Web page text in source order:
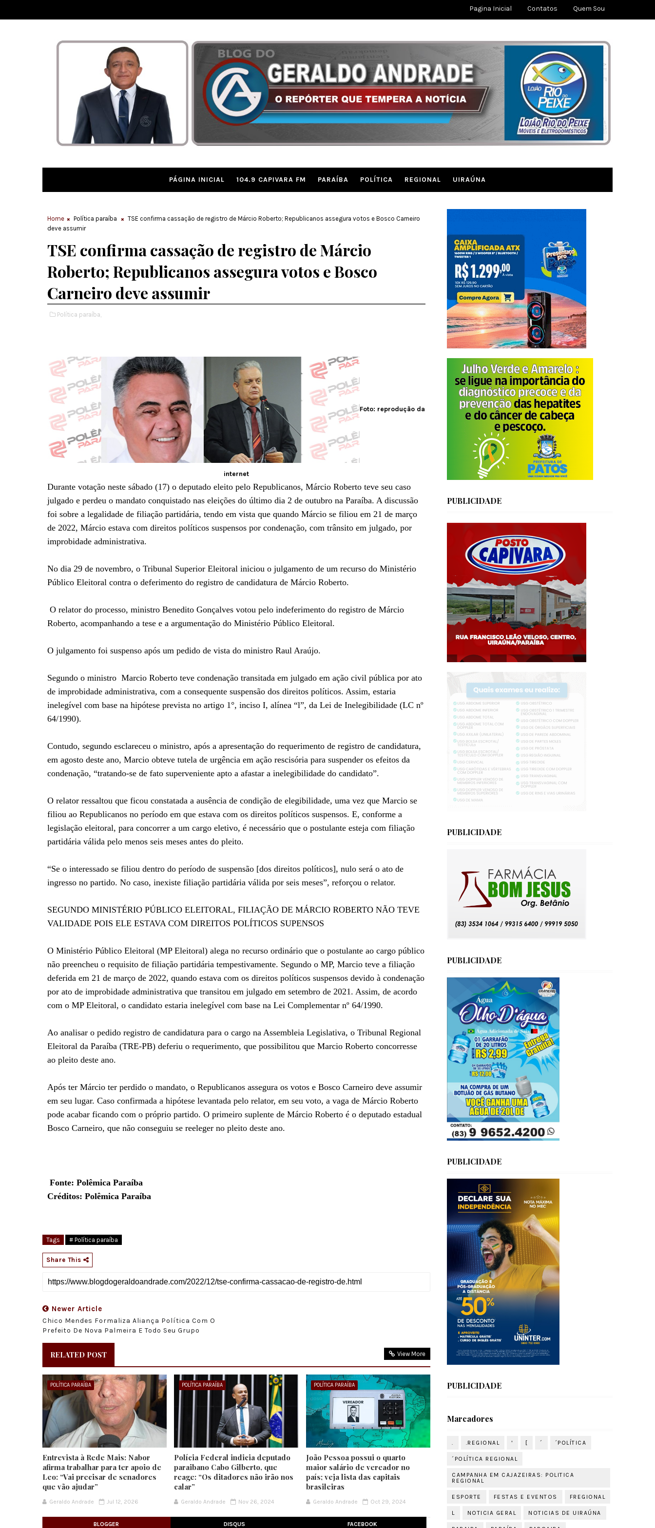
Pagina Inicial Contatos Quem Sou
PÁGINA INICIAL 104.9 CAPIVARA FM PARAÍBA POLÍTICA REGIONAL UIRAÚNA
Home Política paraíba
TSE confirma cassação de registro de Márcio Roberto; Republicanos assegura votos e Bosco Carneiro
deve assumir
TSE confirma cassação de registro de Márcio
Roberto; Republicanos assegura votos e Bosco
Carneiro deve assumir
Política paraíba,
Foto: reprodução da
internet
Durante votação neste sábado (17) o deputado eleito pelo Republicanos, Márcio Roberto teve seu caso
julgado e perdeu o mandato conquistado nas eleições do último dia 2 de outubro na Paraíba. A discussão
foi sobre a legalidade de filiação partidária, tendo em vista que quando Márcio se filiou em 21 de março
de 2022, Márcio estava com direitos políticos suspensos por condenação, com trânsito em julgado, por
improbidade administrativa.
No dia 29 de novembro, o Tribunal Superior Eleitoral iniciou o julgamento de um recurso do Ministério
Público Eleitoral contra o deferimento do registro de candidatura de Márcio Roberto.
O relator do processo, ministro Benedito Gonçalves votou pelo indeferimento do registro de Márcio
Roberto, acompanhando a tese e a argumentação do Ministério Público Eleitoral.
O julgamento foi suspenso após um pedido de vista do ministro Raul Araújo.
Segundo o ministro Marcio Roberto teve condenação transitada em julgado em ação civil pública por ato
de improbidade administrativa, com a consequente suspensão dos direitos políticos. Assim, estaria
inelegível com base na hipótese prevista no artigo 1°, inciso I, alínea “l”, da Lei de Inelegibilidade (LC nº
64/1990).
Contudo, segundo esclareceu o ministro, após a apresentação do requerimento de registro de candidatura,
em agosto deste ano, Marcio obteve tutela de urgência em ação rescisória para suspender os efeitos da
condenação, “tratando-se de fato superveniente apto a afastar a inelegibilidade do candidato”.
O relator ressaltou que ficou constatada a ausência de condição de elegibilidade, uma vez que Marcio se
filiou ao Republicanos no período em que estava com os direitos políticos suspensos. E, conforme a
legislação eleitoral, para concorrer a um cargo eletivo, é necessário que o postulante esteja com filiação
partidária válida pelo menos seis meses antes do pleito.
“Se o interessado se filiou dentro do período de suspensão [dos direitos políticos], nulo será o ato de
ingresso no partido. No caso, inexiste filiação partidária válida por seis meses”, reforçou o relator.
SEGUNDO MINISTÉRIO PÚBLICO ELEITORAL, FILIAÇÃO DE MÁRCIO ROBERTO NÃO TEVE
VALIDADE POIS ELE ESTAVA COM DIREITOS POLÍTICOS SUPENSOS
O Ministério Público Eleitoral (MP Eleitoral) alega no recurso ordinário que o postulante ao cargo público
não preencheu o requisito de filiação partidária tempestivamente. Segundo o MP, Marcio teve a filiação
deferida em 21 de março de 2022, quando estava com os direitos políticos suspensos devido à condenação
por ato de improbidade administrativa que transitou em julgado em setembro de 2021. Assim, de acordo
com o MP Eleitoral, o candidato estaria inelegível com base na Lei Complementar nº 64/1990.
Ao analisar o pedido registro de candidatura para o cargo na Assembleia Legislativa, o Tribunal Regional
Eleitoral da Paraíba (TRE-PB) deferiu o requerimento, que possibilitou que Marcio Roberto concorresse
ao pleito deste ano.
Após ter Márcio ter perdido o mandato, o Republicanos assegura os votos e Bosco Carneiro deve assumir
em seu lugar. Caso confirmada a hipótese levantada pelo relator, em seu voto, a vaga de Márcio Roberto
pode acabar ficando com o próprio partido. O primeiro suplente de Márcio Roberto é o deputado estadual
Bosco Carneiro, que não conseguiu se reeleger no pleito deste ano.
Fonte: Polêmica Paraíba
Créditos: Polêmica Paraíba
Tags # Política paraíba
Share This
Newer Article
Chico Mendes Formaliza Aliança Política Com O
Prefeito De Nova Palmeira E Todo Seu Grupo
RELATED POST View More
POLÍTICA PARAÍBA
Entrevista à Rede Mais: Nabor
afirma trabalhar para ter apoio de
Leo: “Vai precisar de senadores
que vão ajudar”
Geraldo Andrade Jul 12, 2026
POLÍTICA PARAÍBA
Polícia Federal indicia deputado
paraibano Cabo Gilberto, que
reage: “Os ditadores não irão nos
calar”
Geraldo Andrade Nov 26, 2024
POLÍTICA PARAÍBA
João Pessoa possui o quarto
maior salário de vereador no
país; veja lista das capitais
brasileiras
Geraldo Andrade Oct 29, 2024
BLOGGER DISQUS FACEBOOK
PUBLICIDADE
PUBLICIDADE
PUBLICIDADE
PUBLICIDADE
PUBLICIDADE
Marcadores
. .REGIONAL ' [ ´ ´POLÍTICA
´POLÍTICA REGIONAL
CAMPANHA EM CAJAZEIRAS: POLITICA
REGIONAL
ESPORTE FESTAS E EVENTOS FREGIONAL
L NOTICIA GERAL NOTICIAS DE UIRAÚNA